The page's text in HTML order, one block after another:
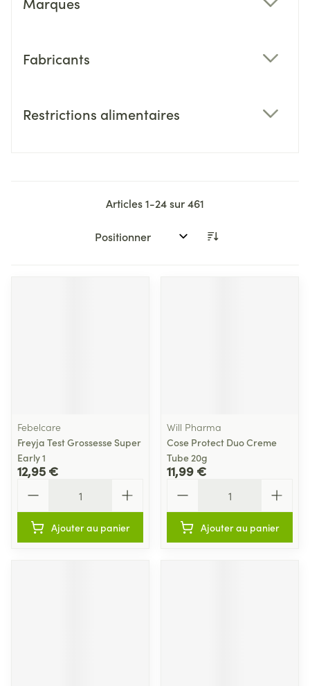
Fabricants
Restrictions alimentaires
Articles1-24sur461
Trier par:
Febelcare
Freyja Test Grossesse Super
Early 1
12,95 €
Ajouter au panier
Will Pharma
Cose Protect Duo Creme
Tube 20g
11,99 €
Ajouter au panier